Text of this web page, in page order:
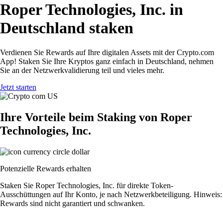
Roper Technologies, Inc. in
Deutschland staken
Verdienen Sie Rewards auf Ihre digitalen Assets mit der Crypto.com
App! Staken Sie Ihre Kryptos ganz einfach in Deutschland, nehmen
Sie an der Netzwerkvalidierung teil und vieles mehr.
Jetzt starten
Ihre Vorteile beim Staking von Roper
Technologies, Inc.
Potenzielle Rewards erhalten
Staken Sie Roper Technologies, Inc. für direkte Token-
Ausschüttungen auf Ihr Konto, je nach Netzwerkbeteiligung. Hinweis:
Rewards sind nicht garantiert und schwanken.